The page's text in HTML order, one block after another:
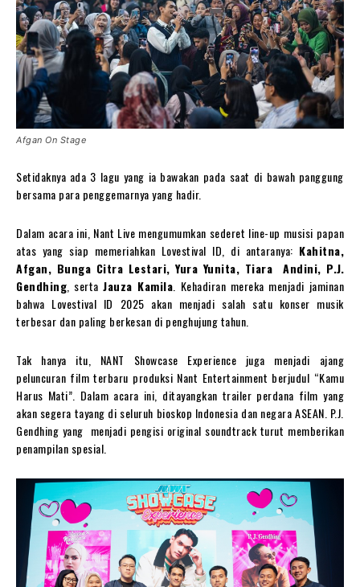
Afgan On Stage
Setidaknya ada 3 lagu yang ia bawakan pada saat di bawah panggung
bersama para penggemarnya yang hadir.
Dalam acara ini, Nant Live mengumumkan sederet line-up musisi papan
atas yang siap memeriahkan Lovestival ID, di antaranya: Kahitna,
Afgan, Bunga Citra Lestari, Yura Yunita, Tiara Andini, P.J.
Gendhing , sertaJauza Kamila . Kehadiran mereka menjadi jaminan
bahwa Lovestival ID 2025 akan menjadi salah satu konser musik
terbesar dan paling berkesan di penghujung tahun.
Tak hanya itu, NANT Showcase Experience juga menjadi ajang
peluncuran film terbaru produksi Nant Entertainment berjudul “Kamu
Harus Mati”. Dalam acara ini, ditayangkan trailer perdana film yang
akan segera tayang di seluruh bioskop Indonesia dan negara ASEAN. P.J.
Gendhing yang menjadi pengisi original soundtrack turut memberikan
penampilan spesial.